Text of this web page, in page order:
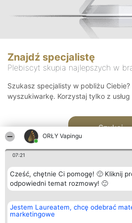
ORŁY Vapingu
07:21
Cześć, chętnie Ci pomogę! 🙂 Kliknij
odpowiedni temat rozmowy! 🙂
Jestem Laureatem, chcę odebrać
marketingowe
Znajdź specjalistę
Plebiscyt skupia najlepszych w
Szukasz specjalisty w pobliżu
wyszukiwarkę. Korzystaj tylko z
Szukaj
Organizator plebiscytu
Bright Side Solutions sp. z o.
o. sp. k.
Plebiscyt
Laureaci